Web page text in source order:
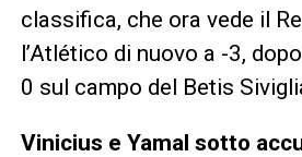
classifica, che ora vede il
l’Atlético di nuovo a -3,
0 sul campo del Betis
Vinicius e Yamal sotto